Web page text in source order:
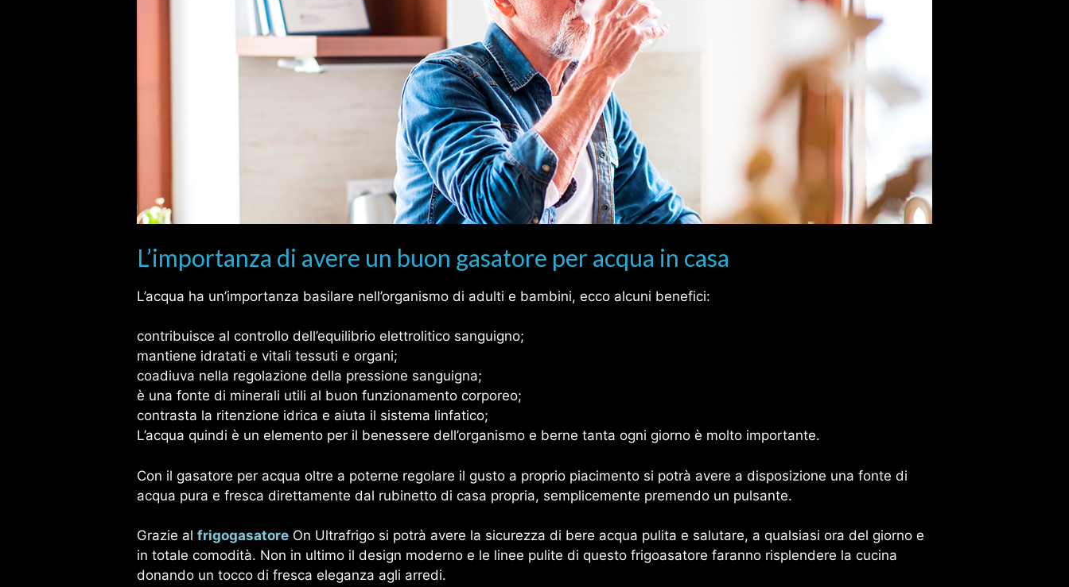
L’importanza di avere un buon gasatore per acqua in casa
L’acqua ha un’importanza basilare nell’organismo di adulti e bambini, ecco alcuni benefici:
contribuisce al controllo dell’equilibrio elettrolitico sanguigno;
mantiene idratati e vitali tessuti e organi;
coadiuva nella regolazione della pressione sanguigna;
è una fonte di minerali utili al buon funzionamento corporeo;
contrasta la ritenzione idrica e aiuta il sistema linfatico;
L’acqua quindi è un elemento per il benessere dell’organismo e berne tanta ogni giorno è molto importante.
Con il gasatore per acqua oltre a poterne regolare il gusto a proprio piacimento si potrà avere a disposizione una fonte di
acqua pura e fresca direttamente dal rubinetto di casa propria, semplicemente premendo un pulsante.
Grazie al frigogasatore On Ultrafrigo si potrà avere la sicurezza di bere acqua pulita e salutare, a qualsiasi ora del giorno e
in totale comodità. Non in ultimo il design moderno e le linee pulite di questo frigoasatore faranno risplendere la cucina
donando un tocco di fresca eleganza agli arredi.